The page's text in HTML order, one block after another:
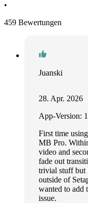
•
459 Bewertungen
Juanski
28. Apr. 2026
App-Version:
First time
MB Pro.
video and
fade out
trivial stuff but
outside of
wanted to add
issue.